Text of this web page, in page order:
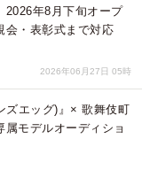
年8月下旬オープ
会・表彰式まで対応
2026年06月27日 05時
エッグ)』× 歌舞伎町
モデルオーディショ